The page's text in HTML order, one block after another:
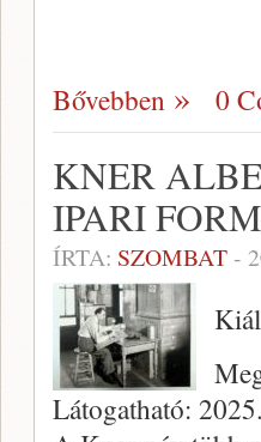
Bővebben 0
KNER
IPARI
ÍRTA: SZOMBAT-
Látogatható: